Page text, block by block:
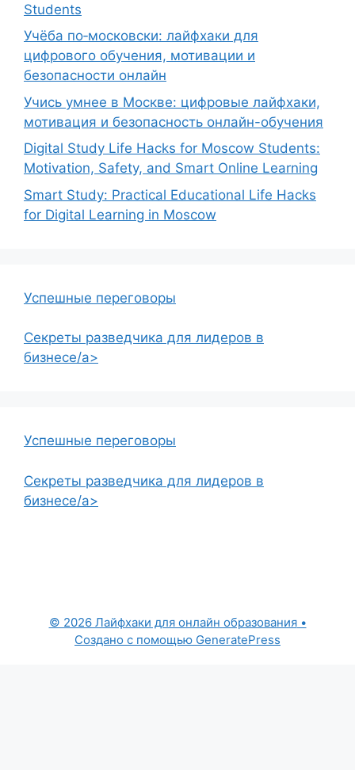
Students
Учёба по‑московски: лайфхаки для
цифрового обучения, мотивации и
безопасности онлайн
Учись умнее в Москве: цифровые лайфхаки,
мотивация и безопасность онлайн-обучения
Digital Study Life Hacks for Moscow Students:
Motivation, Safety, and Smart Online Learning
Smart Study: Practical Educational Life Hacks
for Digital Learning in Moscow
Успешные переговоры
Секреты разведчика для лидеров в
бизнесе/a>
Успешные переговоры
Секреты разведчика для лидеров в
бизнесе/a>
© 2026 Лайфхаки для онлайн образования•
Создано с помощью GeneratePress